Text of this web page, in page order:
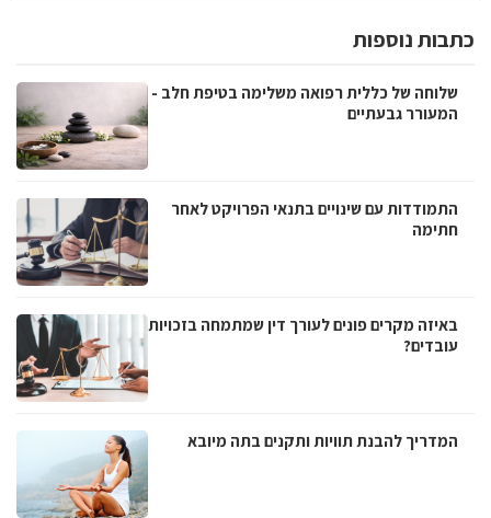
כתבות נוספות
שלוחה של כללית רפואה משלימה בטיפת חלב -
המעורר גבעתיים
התמודדות עם שינויים בתנאי הפרויקט לאחר
חתימה
באיזה מקרים פונים לעורך דין שמתמחה בזכויות
עובדים?
המדריך להבנת תוויות ותקנים בתה מיובא